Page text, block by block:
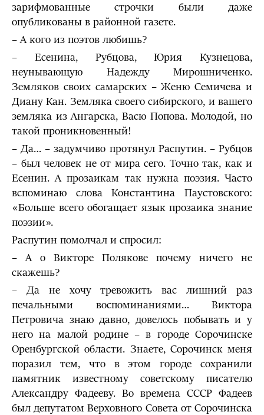
зарифмованные строчки были даже
опубликованы в районной газете.
– А кого из поэтов любишь?
– Есенина, Рубцова, Юрия Кузнецова,
неунывающую Надежду Мирошниченко.
Земляков своих самарских – Женю Семичева и
Диану Кан. Земляка своего сибирского, и вашего
земляка из Ангарска, Васю Попова. Молодой, но
такой проникновенный!
– Да… – задумчиво протянул Распутин. – Рубцов
– был человек не от мира сего. Точно так, как и
Есенин. А прозаикам так нужна поэзия. Часто
вспоминаю слова Константина Паустовского:
«Больше всего обогащает язык прозаика знание
поэзии».
Распутин помолчал и спросил:
– А о Викторе Полякове почему ничего не
скажешь?
– Да не хочу тревожить вас лишний раз
печальными воспоминаниями… Виктора
Петровича знаю давно, довелось побывать и у
него на малой родине – в городе Сорочинске
Оренбургской области. Знаете, Сорочинск меня
поразил тем, что в этом городе сохранили
памятник известному советскому писателю
Александру Фадееву. Во времена СССР Фадеев
был депутатом Верховного Совета от Сорочинска